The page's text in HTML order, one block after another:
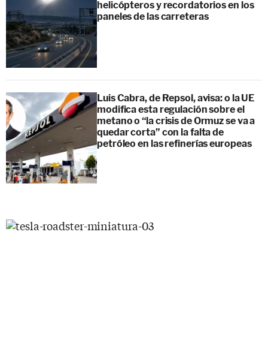
helicópteros y recordatorios en los
paneles de las carreteras
Luis Cabra, de Repsol, avisa: o la UE
modifica esta regulación sobre el
metano o “la crisis de Ormuz se va a
quedar corta” con la falta de
petróleo en las refinerías europeas